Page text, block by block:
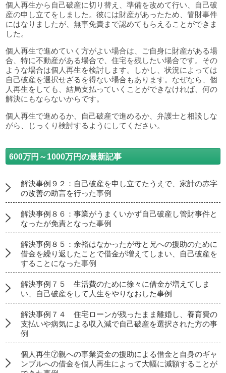
個人再生から自己破産に切り替え、準備を改めて行い、自己破
産の申し立てをしました。彼には財産があったため、管財事件
にはなりましたが、無事免責まで認めてもらえることができま
した。
個人再生で進めていく方がよい場合は、ご自身に財産がある場
合、特に不動産がある場合で、住宅を残したい場合です。その
ような場合は個人再生を検討します。しかし、状況によっては
自己破産を選択せざるを得ない場合もあります。なぜなら、個
人再生をしても、結局支払っていくことができなければ、何の
解決にもならないからです。
個人再生で進めるか、自己破産で進めるか、弁護士と相談しな
がら、じっくり検討するようにしてください。
600万円～1000万円の最新記事
解決事例９２：自己破産を申し立てたうえで、家計の赤字
の改善の助言を行った事例
解決事例８６：事業がうまくいかず自己破産し管財事件と
なったが免責となった事例
解決事例８５：余裕はなかったが母と兄への援助のために
借金を繰り返したことで借金が増えてしまい、自己破産を
することになった事例
解決事例７５ 生活費のために徐々に借金が増えてしま
い、自己破産をして人生をやりなおした事例
解決事例７４ 住宅ローンが残ったまま離婚し、養育費の
支払いや病気による収入減で自己破産を選択された方の事
例
個人再生⑦親への事業資金の援助による借金と自身のギャ
ンブルへの借金を個人再生によって大幅に減額することが